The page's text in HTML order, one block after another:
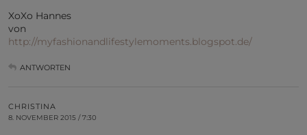
XoXo Hannes
von
http://myfashionandlifestylemoments.blogspot.de/
ANTWORTEN
CHRISTINA
8. NOVEMBER 2015 / 7:30